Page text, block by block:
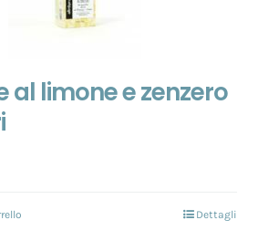
al limone e zenzero
Dettagli